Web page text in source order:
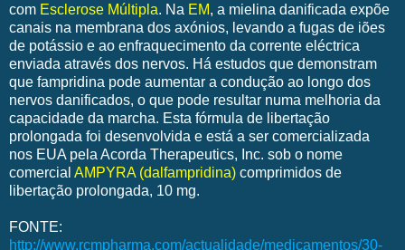
com Esclerose Múltipla. Na EM, a mielina danificada expõe
canais na membrana dos axónios, levando a fugas de iões
de potássio e ao enfraquecimento da corrente eléctrica
enviada através dos nervos. Há estudos que demonstram
que fampridina pode aumentar a condução ao longo dos
nervos danificados, o que pode resultar numa melhoria da
capacidade da marcha. Esta fórmula de libertação
prolongada foi desenvolvida e está a ser comercializada
nos EUA pela Acorda Therapeutics, Inc. sob o nome
comercial AMPYRA (dalfampridina) comprimidos de
libertação prolongada, 10 mg.
FONTE:
http://www.rcmpharma.com/actualidade/medicamentos/30-